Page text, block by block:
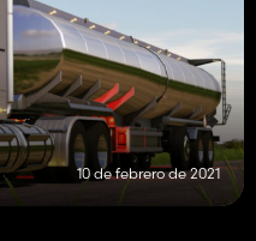
10 de febrero de 2021